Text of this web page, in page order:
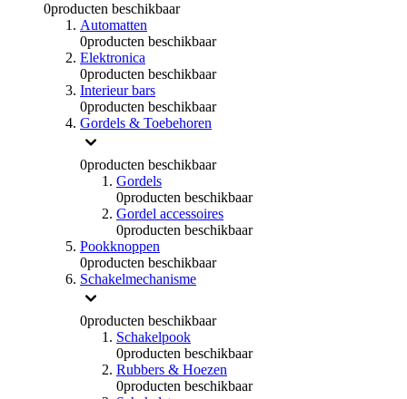
0producten beschikbaar
Automatten
0producten beschikbaar
Elektronica
0producten beschikbaar
Interieur bars
0producten beschikbaar
Gordels & Toebehoren
0producten beschikbaar
Gordels
0producten beschikbaar
Gordel accessoires
0producten beschikbaar
Pookknoppen
0producten beschikbaar
Schakelmechanisme
0producten beschikbaar
Schakelpook
0producten beschikbaar
Rubbers & Hoezen
0producten beschikbaar